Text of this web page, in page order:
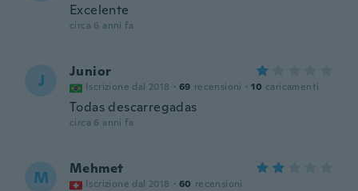
Excelente
circa 6 anni fa
J Junior
Iscrizione dal 2018 · 69 recensioni · 10 caricamenti
Todas descarregadas
circa 6 anni fa
M Mehmet
Iscrizione dal 2018 · 60 recensioni